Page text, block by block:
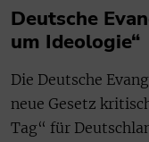
Deutsche
um Ideologie“
Die Deutsche
neue Gesetz
Tag“ für